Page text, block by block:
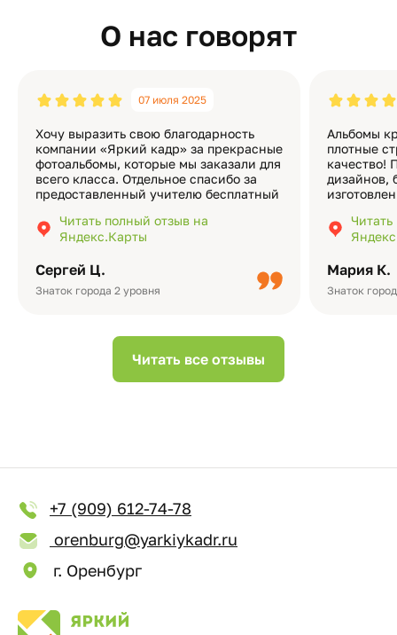
О нас говорят
Сергей Ц.
Знаток города 2 уровня
07 июля 2025
Хочу выразить свою благодарность
компании «Яркий кадр» за прекрасные
фотоальбомы, которые мы заказали для
всего класса. Отдельное спасибо за
предоставленный учителю бесплатный
подчёркивает значимость события.
Качество альбомов на высшем уровне:
Читать полный отзыв на
Яндекс.Карты
Мария К.
Знаток
Альбомы
плотные
качество!
дизайнов,
добавить
видео с
Читать все отзывы
+7 (909) 612-74-78
orenburg@yarkiykadr.ru
г. Оренбург